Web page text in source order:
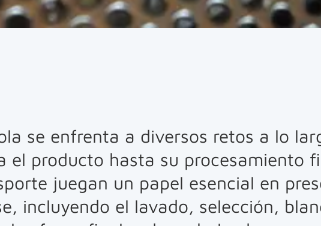
se enfrenta a diversos retos a lo
el producto hasta su procesamiento
juegan un papel esencial en
incluyendo el lavado, selección,